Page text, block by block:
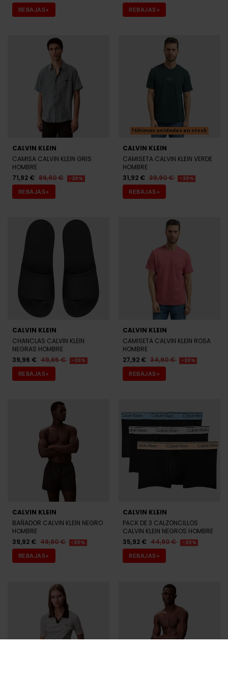
REBAJAS+ REBAJAS+
CALVIN KLEIN
CAMISA CALVIN KLEIN GRIS
HOMBRE
71,92 € 89,90 € -20%
REBAJAS+
Últimas unidades en stock
CALVIN KLEIN
CAMISETA CALVIN KLEIN VERDE
HOMBRE
31,92 € 39,90 € -20%
REBAJAS+
CALVIN KLEIN
CHANCLAS CALVIN KLEIN
NEGRAS HOMBRE
39,96 € 49,95 € -20%
REBAJAS+
CALVIN KLEIN
CAMISETA CALVIN KLEIN ROSA
HOMBRE
27,92 € 34,90 € -20%
REBAJAS+
CALVIN KLEIN
BAÑADOR CALVIN KLEIN NEGRO
HOMBRE
39,92 € 49,90 € -20%
REBAJAS+
CALVIN KLEIN
PACK DE 3 CALZONCILLOS
CALVIN KLEIN NEGROS HOMBRE
35,92 € 44,90 € -20%
REBAJAS+